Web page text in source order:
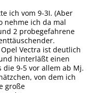
ich vom 9-3I. (Aber
nehme ich da mal
2 probegefahrene
Vectra ist deutlich
hinterläßt einen
die 9-5 vor allem ab Mj.
von dem ich
große